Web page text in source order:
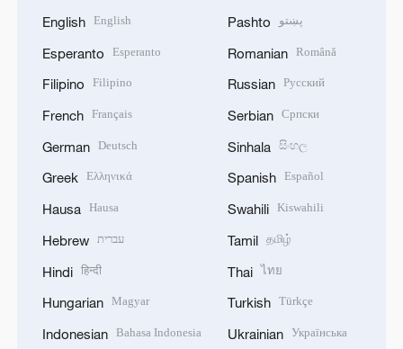
English English
Esperanto Esperanto
Filipino Filipino
French Français
German Deutsch
Greek Ελληνικά
Hausa Hausa
Hebrew עברית
Hindi हिन्दी
Hungarian Magyar
Indonesian Bahasa Indonesia
Pashto پښتو
Romanian Română
Russian Русский
Serbian Српски
Sinhala සිංහල
Spanish Español
Swahili Kiswahili
Tamil தமிழ்
Thai ไทย
Turkish Türkçe
Ukrainian Українська